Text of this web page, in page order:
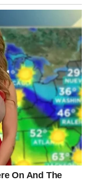
dugo
iznenađenja i
da se nalaze na
nego suza,
više sreće nego